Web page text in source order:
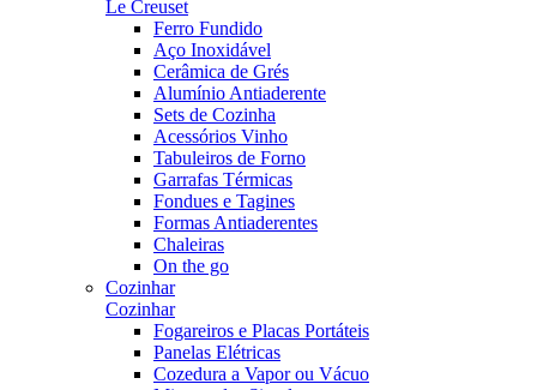
Le Creuset
Ferro Fundido
Aço Inoxidável
Cerâmica de Grés
Alumínio Antiaderente
Sets de Cozinha
Acessórios Vinho
Tabuleiros de Forno
Garrafas Térmicas
Fondues e Tagines
Formas Antiaderentes
Chaleiras
On the go
Cozinhar
Cozinhar
Fogareiros e Placas Portáteis
Panelas Elétricas
Cozedura a Vapor ou Vácuo